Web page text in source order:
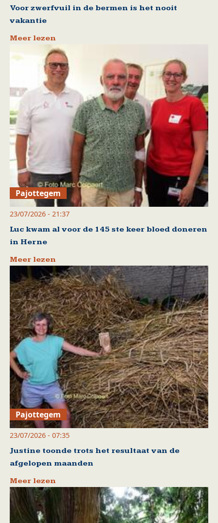
Voor zwerfvuil in de bermen is het nooit
vakantie
Meer lezen
Pajottegem
23/07/2026 - 21:37
Luc kwam al voor de 145 ste keer bloed doneren
in Herne
Meer lezen
Pajottegem
23/07/2026 - 07:35
Justine toonde trots het resultaat van de
afgelopen maanden
Meer lezen